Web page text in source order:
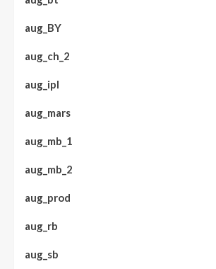
aug_BY
aug_ch_2
aug_ipl
aug_mars
aug_mb_1
aug_mb_2
aug_prod
aug_rb
aug_sb